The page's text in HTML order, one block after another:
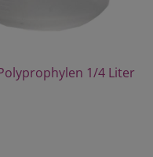
1/4 Liter